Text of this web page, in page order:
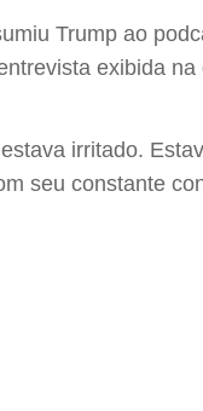
Trump ao
exibida na
irritado.
seu constante